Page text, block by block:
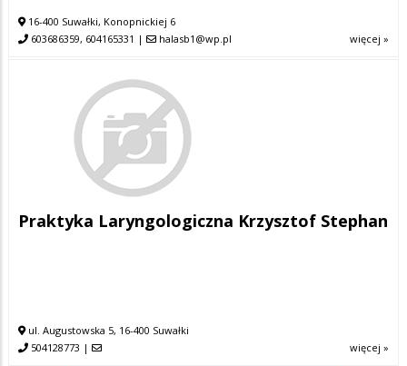
16-400 Suwałki, Konopnickiej 6
603686359, 604165331 | halasb1@wp.pl więcej »
Praktyka Laryngologiczna Krzysztof Stephan
ul. Augustowska 5, 16-400 Suwałki
504128773 | więcej »